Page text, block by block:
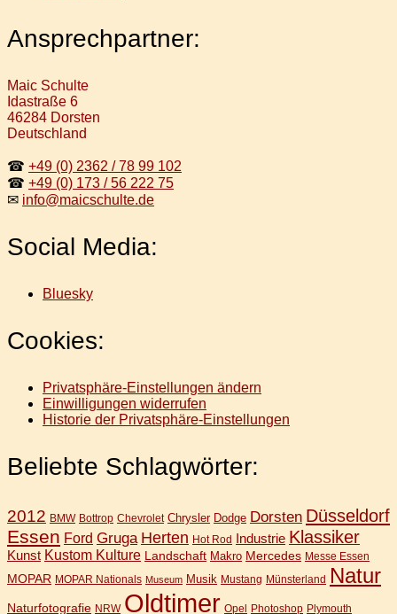
Ansprechpartner:
Maic Schulte
Idastraße 6
46284 Dorsten
Deutschland
☎ +49 (0) 2362 / 78 99 102
☎ +49 (0) 173 / 56 222 75
✉ info@maicschulte.de
Social Media:
Bluesky
Cookies:
Privatsphäre-Einstellungen ändern
Einwilligungen widerrufen
Historie der Privatsphäre-Einstellungen
Beliebte Schlagwörter:
2012 BMW Bottrop Chevrolet Chrysler Dodge Dorsten Düsseldorf
Essen Ford Gruga Herten Hot Rod Industrie Klassiker
Kunst Kustom Kulture Landschaft Makro Mercedes Messe Essen
MOPAR MOPAR Nationals Museum Musik Mustang Münsterland Natur
Naturfotografie NRW Oldtimer Opel Photoshop Plymouth